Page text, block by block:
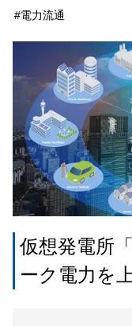
#電力流通
仮想発電所
ーク電力を